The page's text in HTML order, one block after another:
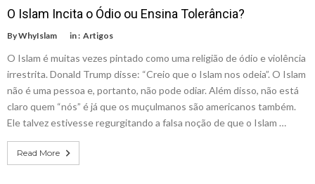
O Islam Incita o Ódio ou Ensina Tolerância?
ByWhyIslam in : Artigos
O Islam é muitas vezes pintado como uma religião de ódio e violência
irrestrita. Donald Trump disse: “Creio que o Islam nos odeia”. O Islam
não é uma pessoa e, portanto, não pode odiar. Além disso, não está
claro quem “nós” é já que os muçulmanos são americanos também.
Ele talvez estivesse regurgitando a falsa noção de que o Islam …
Read More